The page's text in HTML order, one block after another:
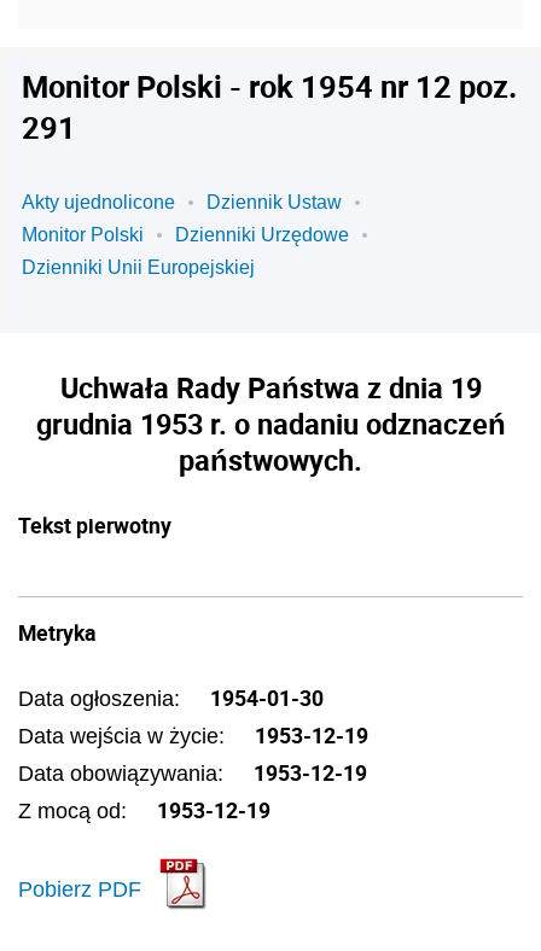
Monitor Polski - rok 1954 nr 12 poz.
291
Akty ujednolicone
Dziennik Ustaw
Monitor Polski
Dzienniki Urzędowe
Dzienniki Unii Europejskiej
Uchwała Rady Państwa z dnia 19
grudnia 1953 r. o nadaniu odznaczeń
państwowych.
Tekst pierwotny
Metryka
Data ogłoszenia: 1954-01-30
Data wejścia w życie: 1953-12-19
Data obowiązywania: 1953-12-19
Z mocą od: 1953-12-19
Pobierz PDF